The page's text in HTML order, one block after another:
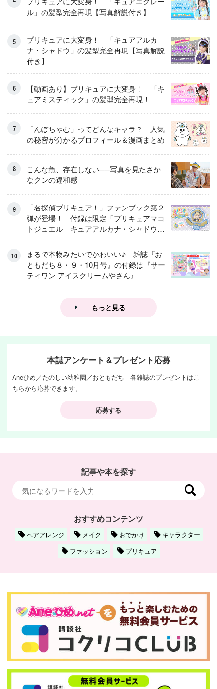
ル」の髪型完全再現【写真解説付き】
プリキュアに大変身！ 「キュアアルカ
ナ・シャドウ」の髪型完全再現【写真解説
付き】
【動画あり】プリキュアに大変身！ 「キ
ュアミスティック」の髪型完全再現！
「んぽちゃむ」ってどんなキャラ？ 人気
の秘密が分かるプロフィール＆漫画まとめ
こんな魚、存在しない──写真を見たさか
なクンの違和感
「名探偵プリキュア！」ファンブック第２
弾が登場！ 付録は限定「プリキュアマコ
トジュエル キュアアルカナ・シャドウ
アイスver.」 キュアエクレールを大特
集！
まるで本物みたいでかわいい♪ 雑誌『お
ともだち８・９・10月号』の付録は『サー
ティワン アイスクリームやさん』
もっと見る
本誌アンケート＆プレゼント応募
Aneひめ／たのしい幼稚園／おともだち 各雑誌のプレゼントはこ
ちらから応募できます。
応募する
記事や本を探す
おすすめコンテンツ
ヘアアレンジ メイク おでかけ
キャラクター
ファッション
プリキュア